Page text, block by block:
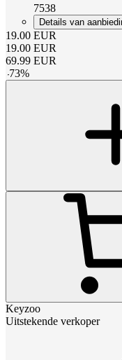
7538
Details van
19.00 EUR
19.00 EUR
69.99 EUR
-73%
Keyzoo
Uitstekende verkoper